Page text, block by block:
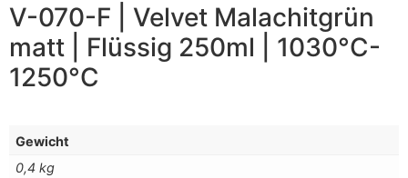
V-070-F | Velvet Malachitgrün
matt | Flüssig 250ml | 1030°C-
1250°C
Gewicht
0,4 kg